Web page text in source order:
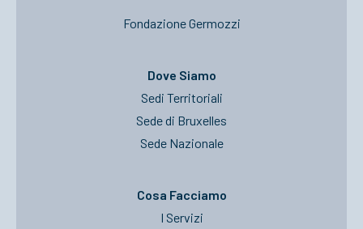
Fondazione Germozzi
Dove Siamo
Sedi Territoriali
Sede di Bruxelles
Sede Nazionale
Cosa Facciamo
I Servizi